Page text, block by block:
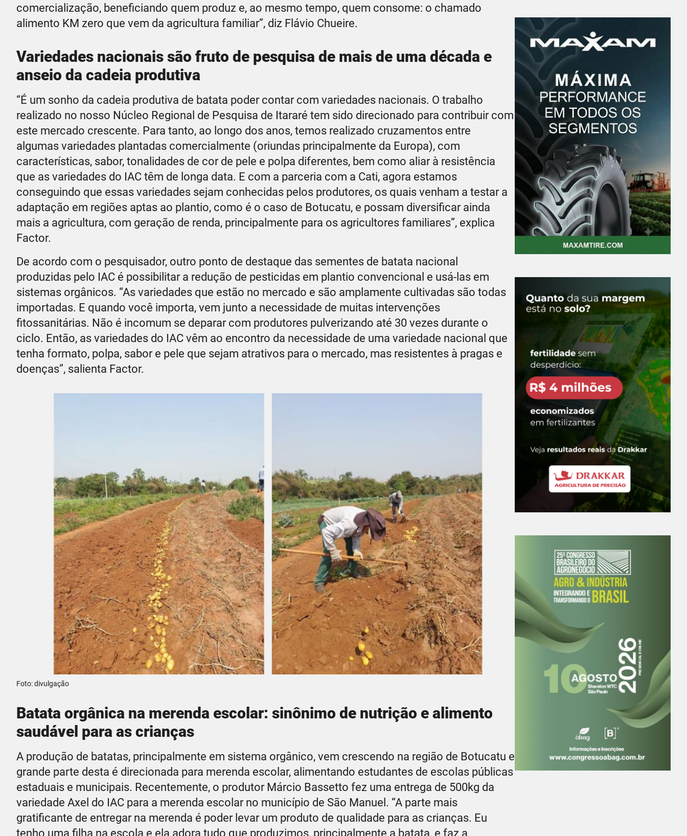
comercialização, beneficiando quem produz e, ao mesmo tempo, quem consome: o chamado
alimento KM zero que vem da agricultura familiar”, diz Flávio Chueire.
Variedades nacionais são fruto de pesquisa de mais de uma década e
anseio da cadeia produtiva
“É um sonho da cadeia produtiva de batata poder contar com variedades nacionais. O trabalho
realizado no nosso Núcleo Regional de Pesquisa de Itararé tem sido direcionado para contribuir com
este mercado crescente. Para tanto, ao longo dos anos, temos realizado cruzamentos entre
algumas variedades plantadas comercialmente (oriundas principalmente da Europa), com
características, sabor, tonalidades de cor de pele e polpa diferentes, bem como aliar à resistência
que as variedades do IAC têm de longa data. E com a parceria com a Cati, agora estamos
conseguindo que essas variedades sejam conhecidas pelos produtores, os quais venham a testar a
adaptação em regiões aptas ao plantio, como é o caso de Botucatu, e possam diversificar ainda
mais a agricultura, com geração de renda, principalmente para os agricultores familiares”, explica
Factor.
De acordo com o pesquisador, outro ponto de destaque das sementes de batata nacional
produzidas pelo IAC é possibilitar a redução de pesticidas em plantio convencional e usá-las em
sistemas orgânicos. “As variedades que estão no mercado e são amplamente cultivadas são todas
importadas. E quando você importa, vem junto a necessidade de muitas intervenções
fitossanitárias. Não é incomum se deparar com produtores pulverizando até 30 vezes durante o
ciclo. Então, as variedades do IAC vêm ao encontro da necessidade de uma variedade nacional que
tenha formato, polpa, sabor e pele que sejam atrativos para o mercado, mas resistentes à pragas e
doenças”, salienta Factor.
Foto: divulgação
Batata orgânica na merenda escolar: sinônimo de nutrição e alimento
saudável para as crianças
A produção de batatas, principalmente em sistema orgânico, vem crescendo na região de Botucatu e
grande parte desta é direcionada para merenda escolar, alimentando estudantes de escolas públicas
estaduais e municipais. Recentemente, o produtor Márcio Bassetto fez uma entrega de 500kg da
variedade Axel do IAC para a merenda escolar no município de São Manuel. “A parte mais
gratificante de entregar na merenda é poder levar um produto de qualidade para as crianças. Eu
tenho uma filha na escola e ela adora tudo que produzimos, principalmente a batata, e faz a